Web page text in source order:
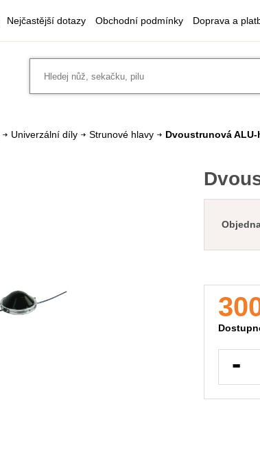
Nejčastější dotazy Obchodní podmínky Doprava a
Univerzální díly Strunové hlavy Dvoustrunová ALU-
-